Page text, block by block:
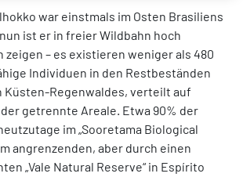
war einstmals im Osten Brasiliens
ist er in freier Wildbahn hoch
zeigen – es existieren weniger als 480
Individuen in den Restbeständen
Küsten-Regenwaldes, verteilt auf
getrennte Areale. Etwa 90% der
im „Sooretama Biological
angrenzenden, aber durch einen
„Vale Natural Reserve“ in Espírito